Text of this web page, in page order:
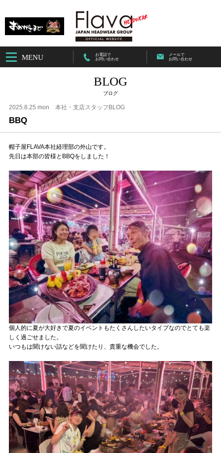
MENU
お電話で
お問い合わせ
メールで
お問い合わせ
BLOG
ブログ
2025.8.25 mon 本社・支店スタッフBLOG
BBQ
帽子屋FLAVA本社経理部の外山です。
先日は本部の皆様とBBQをしました！
個人的に夏が大好きで夏のイベントもたくさんしたいタイプなのでとても楽
しく過ごせました。
いつもは聞けない話などを聞けたり、貴重な機会でした。